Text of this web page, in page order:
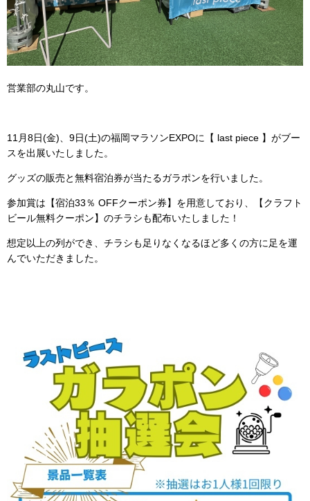
営業部の丸山です。
11月8日(金)、9日(土)の福岡マラソンEXPOに【 last piece 】がブー
スを出展いたしました。
グッズの販売と無料宿泊券が当たるガラポンを行いました。
参加賞は【宿泊33％ OFFクーポン券】を用意しており、【クラフト
ビール無料クーポン】のチラシも配布いたしました！
想定以上の列ができ、チラシも足りなくなるほど多くの方に足を運
んでいただきました。